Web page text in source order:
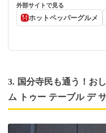
理L.O. 21:00 ドリンク
日: 11:00～22:00 （
L.O. 21:00）
外部サイトで見る
ホットペッパーグルメ
3. 国分寺民も通う！お
ム トゥー テーブル デ サ